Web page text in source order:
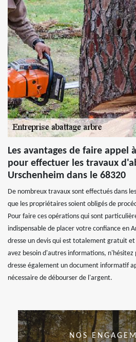
Les avantages de faire appel
pour effectuer les travaux
Urschenheim dans le 68320
De nombreux travaux sont effectués dans
que les propriétaires soient obligés de
Pour faire ces opérations qui sont
indispensable de placer votre confiance en
dresse un devis qui est totalement gratuit et
avez besoin d'autres informations, n'hésitez
dresse également un document informatif
nécessaire de débourser de l'argent.
NOS